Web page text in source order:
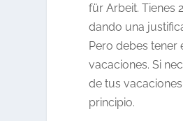
für Arbeit. Tienes
dando una
Pero debes tener
vacaciones. Si
de tus
principio.